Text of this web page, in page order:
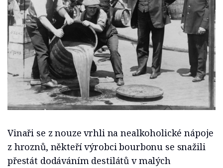
Vinaři se z nouze vrhli na nealkoholické nápoje
z hroznů, někteří výrobci bourbonu se snažili
přestát dodáváním destilátů v malých